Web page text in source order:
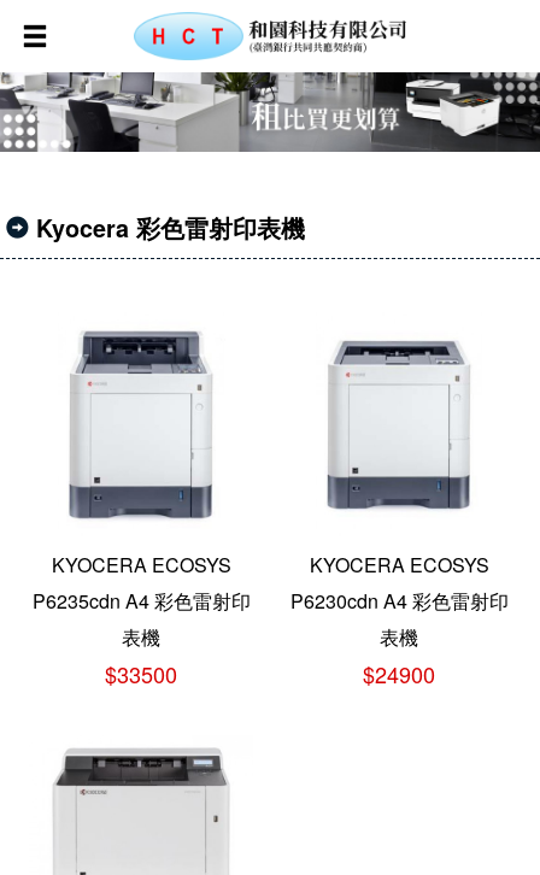
Kyocera 彩色雷射印表機
KYOCERA ECOSYS
P6235cdn A4 彩色雷射印
表機
$33500
KYOCERA ECOSYS
P6230cdn A4 彩色雷射印
表機
$24900